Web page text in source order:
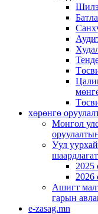
хөрөнгө
Монгол
Уул
2025
2026
Ашигт
гарын
e-zasag.mn